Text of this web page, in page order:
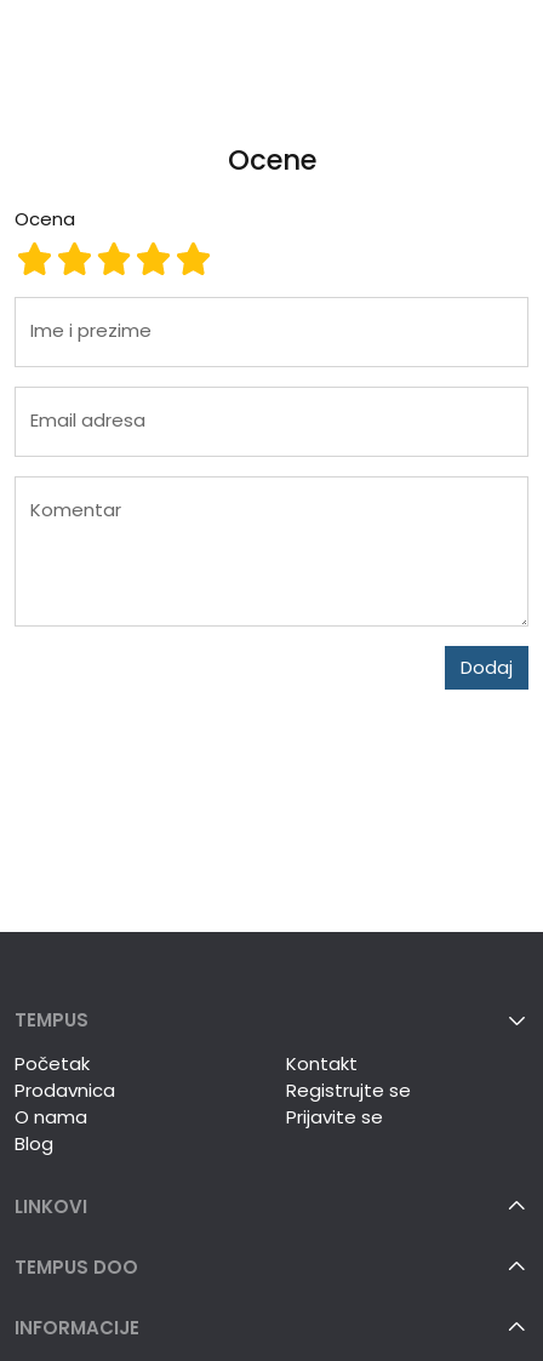
Ocene
Ocena
Ocena 5
Ocena 4
Ocena 3
Ocena 2
Ocena 1
Ime i prezime
Email adresa
Komentar
Dodaj
TEMPUS
Početak
Prodavnica
O nama
Blog
Kontakt
Registrujte se
Prijavite se
LINKOVI
TEMPUS DOO
INFORMACIJE